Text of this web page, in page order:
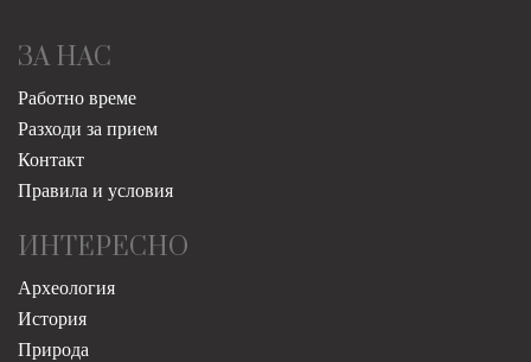
ЗА НАС
Работно време
Разходи за прием
Контакт
Правила и условия
ИНТЕРЕСНО
Археология
История
Природа